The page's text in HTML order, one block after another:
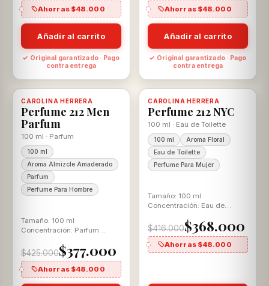
Ahorras $48.000
Añadir al carrito
✓ Original garantizado · Pago
contra entrega
Ahorras $48.000
Añadir al carrito
✓ Original garantizado · Pago
contra entrega
-11% 100% ORIGINAL
CAROLINA HERRERA
Perfume 212 Men
Parfum
100 ml · Parfum
100 ml
Aroma Almizcle Amaderado
Parfum
Perfume Para Hombre
Tamaño: 100 ml
Concentración: Parfum
Especiada
$425.000$377.000
Ahorras $48.000
Disponible, con descuento -12% 100% ORIGINAL
CAROLINA HERRERA
Perfume 212 NYC
100 ml · Eau de Toilette
100 ml
Aroma Floral
Eau de Toilette
Perfume Para Mujer
Tamaño: 100 ml
Concentración: Eau de
$416.000$368.000
Ahorras $48.000
Disponible, con descuento